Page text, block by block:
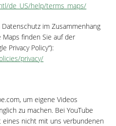
de_US/help/terms_maps/
im Zusammenhang
finden Sie auf der
Privacy Policy“):
privacy/
um eigene Videos
zu machen. Bei YouTube
eines nicht mit uns verbundenen